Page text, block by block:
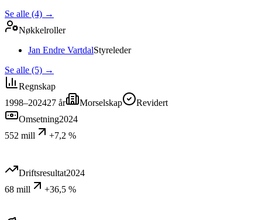
Se alle (4) →
Nøkkelroller
Jan Endre VartdalStyreleder
Se alle (5) →
Regnskap
1998–202427 år Morselskap
Revidert
Omsetning2024
552 mill
+7,2 %
Driftsresultat2024
68 mill
+36,5 %